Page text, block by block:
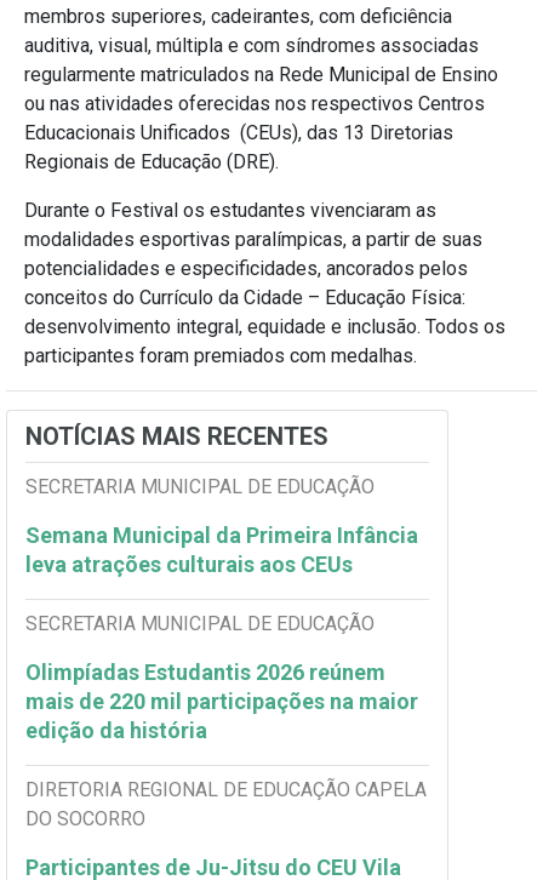
membros superiores, cadeirantes, com deficiência
auditiva, visual, múltipla e com síndromes associadas
regularmente matriculados na Rede Municipal de Ensino
ou nas atividades oferecidas nos respectivos Centros
Educacionais Unificados (CEUs), das 13 Diretorias
Regionais de Educação (DRE).
Durante o Festival os estudantes vivenciaram as
modalidades esportivas paralímpicas, a partir de suas
potencialidades e especificidades, ancorados pelos
conceitos do Currículo da Cidade – Educação Física:
desenvolvimento integral, equidade e inclusão. Todos os
participantes foram premiados com medalhas.
NOTÍCIAS MAIS RECENTES
SECRETARIA MUNICIPAL DE EDUCAÇÃO
Semana Municipal da Primeira Infância
leva atrações culturais aos CEUs
SECRETARIA MUNICIPAL DE EDUCAÇÃO
Olimpíadas Estudantis 2026 reúnem
mais de 220 mil participações na maior
edição da história
DIRETORIA REGIONAL DE EDUCAÇÃO CAPELA
DO SOCORRO
Participantes de Ju-Jitsu do CEU Vila